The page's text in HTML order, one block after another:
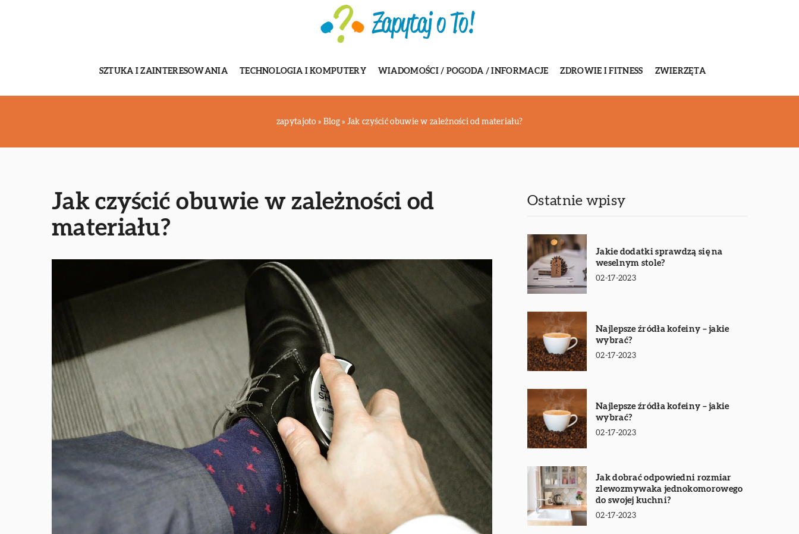
SZTUKA I ZAINTERESOWANIA TECHNOLOGIA I KOMPUTERY WIADOMOŚCI / POGODA / INFORMACJE ZDROWIE I FITNESS ZWIERZĘTA
zapytajoto » Blog» Jak czyścić obuwie w zależności od materiału?
Jak czyścić obuwie w zależności od
materiału?
Ostatnie wpisy
Jakie dodatki sprawdzą się na
weselnym stole?
02-17-2023
Najlepsze źródła kofeiny – jakie
wybrać?
02-17-2023
Najlepsze źródła kofeiny – jakie
wybrać?
02-17-2023
Jak dobrać odpowiedni rozmiar
zlewozmywaka jednokomorowego
do swojej kuchni?
02-17-2023